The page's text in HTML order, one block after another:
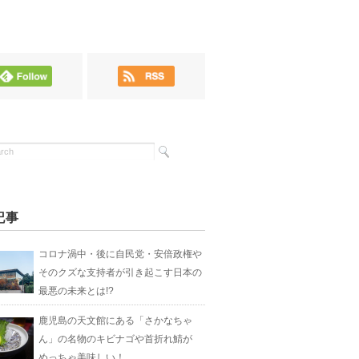
事
コロナ渦中・後に自民党・安倍政権や
そのクズな支持者が引き起こす日本の
最悪の未来とは!?
鹿児島の天文館にある「さかなちゃ
ん」の名物のキビナゴや首折れ鯖が